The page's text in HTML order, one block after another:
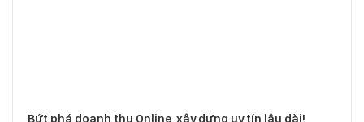
Bứt phá doanh thu Online, xây dựng uy tín lâu dài!